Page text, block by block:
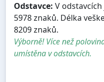
Odstavce: V
5978 znaků. Délka
8209 znaků.
Výborně! Více než
umístěna v odstavcích.